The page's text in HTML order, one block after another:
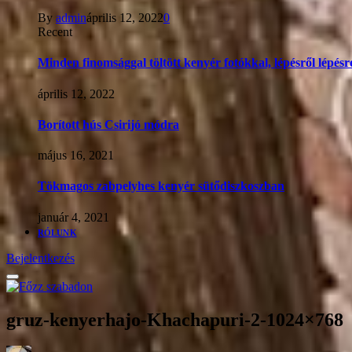
By admináprilis 12, 20220
Recent
Minden finomsággal töltött kenyér fotókkal, lépésről
április 12, 2022
Borított hús Csirijó módra
május 16, 2021
Tökmagos zabpelyhes kenyér sütődiszkoszban
január 4, 2021
RÓLUNK
Bejelentkezés
gruz-kenyerhajo-Khachapuri-2-1024×768